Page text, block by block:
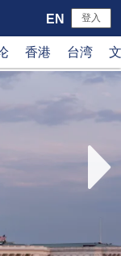
登入
EN
香港 台湾